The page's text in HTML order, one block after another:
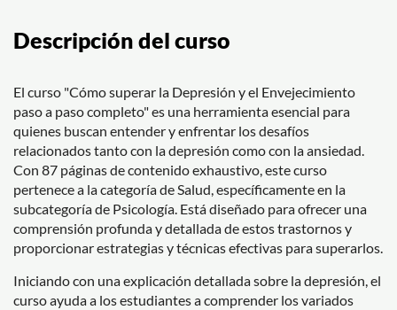
Descripción del curso
El curso "Cómo superar la Depresión y el Envejecimiento
paso a paso completo" es una herramienta esencial para
quienes buscan entender y enfrentar los desafíos
relacionados tanto con la depresión como con la ansiedad.
Con 87 páginas de contenido exhaustivo, este curso
pertenece a la categoría de Salud, específicamente en la
subcategoría de Psicología. Está diseñado para ofrecer una
comprensión profunda y detallada de estos trastornos y
proporcionar estrategias y técnicas efectivas para superarlos.
Iniciando con una explicación detallada sobre la depresión, el
curso ayuda a los estudiantes a comprender los variados